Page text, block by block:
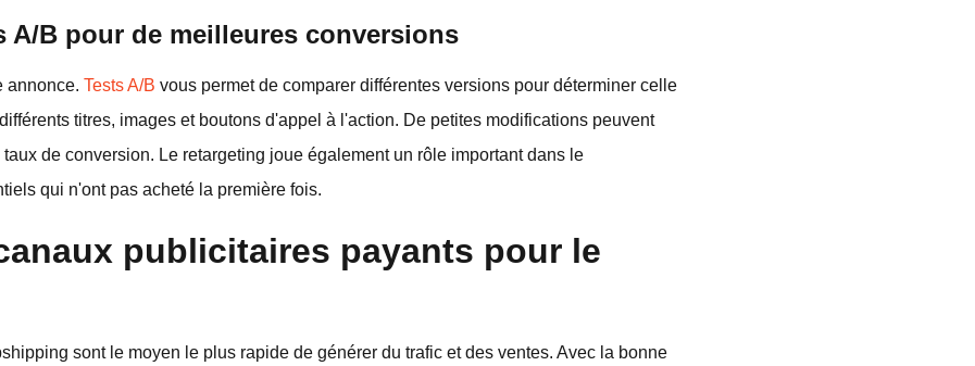
A/B pour de meilleures conversions
annonce. Tests A/B vous permet de comparer différentes versions pour déterminer celle
titres, images et boutons d'appel à l'action. De petites modifications peuvent
de conversion. Le retargeting joue également un rôle important dans le
qui n'ont pas acheté la première fois.
publicitaires payants pour le
sont le moyen le plus rapide de générer du trafic et des ventes. Avec la bonne